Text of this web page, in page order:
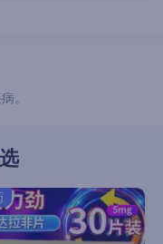
。